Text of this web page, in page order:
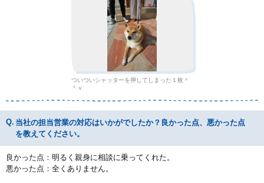
ついついシャッターを押してしまった１枚＾
＾ｖ
当社の担当営業の対応はいかがでしたか？良かった点、悪かった点
を教えてください。
良かった点：明るく親身に相談に乗ってくれた。
悪かった点：全くありません。